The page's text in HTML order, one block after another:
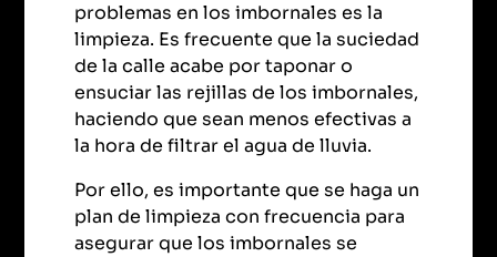
problemas en los imbornales es la
limpieza. Es frecuente que la suciedad
de la calle acabe por taponar o
ensuciar las rejillas de los imbornales,
haciendo que sean menos efectivas a
la hora de filtrar el agua de lluvia.
Por ello, es importante que se haga un
plan de limpieza con frecuencia para
asegurar que los imbornales se